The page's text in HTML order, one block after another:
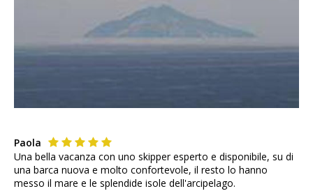
Paola
Una bella vacanza con uno skipper esperto e disponibile, su di
una barca nuova e molto confortevole, il resto lo hanno
messo il mare e le splendide isole dell'arcipelago.